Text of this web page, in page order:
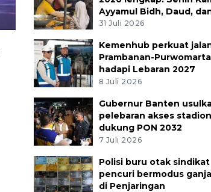
Seniman muda mementaskan teater
Teater Festival atau Yutfest 2026 di
(7/5/2026). Kegiatan yang
kelompok teater guna membuka
FOTO/Andreas Fitri Atmoko/YU
Ayyamul Bidh, Daud,
31 Juli 2026
Kemenhub perkuat
Prambanan-
hadapi Lebaran 2027
8 Juli 2026
Gubernur Banten
pelebaran akses stadion
dukung PON 2032
7 Juli 2026
Polisi buru otak sindikat
pencuri bermodus
di Penjaringan